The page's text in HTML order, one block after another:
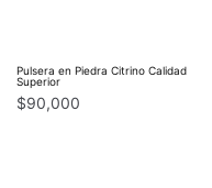
Pulsera en Piedra Citrino Calidad
Superior
$90,000